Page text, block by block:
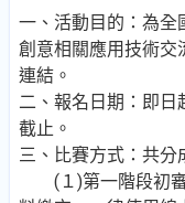
一、活動目的：為全
創意相關應用技術交
連結。
二、報名日期：即
截止。
三、比賽方式：共分
(１)第一階段初審